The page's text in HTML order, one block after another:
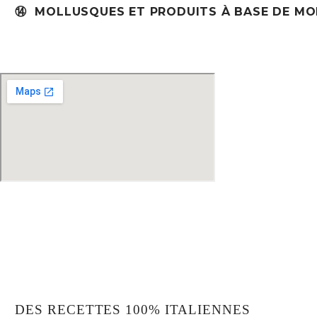
⑭ MOLLUSQUES ET PRODUITS À BASE DE
DES RECETTES 100% ITALIENNES